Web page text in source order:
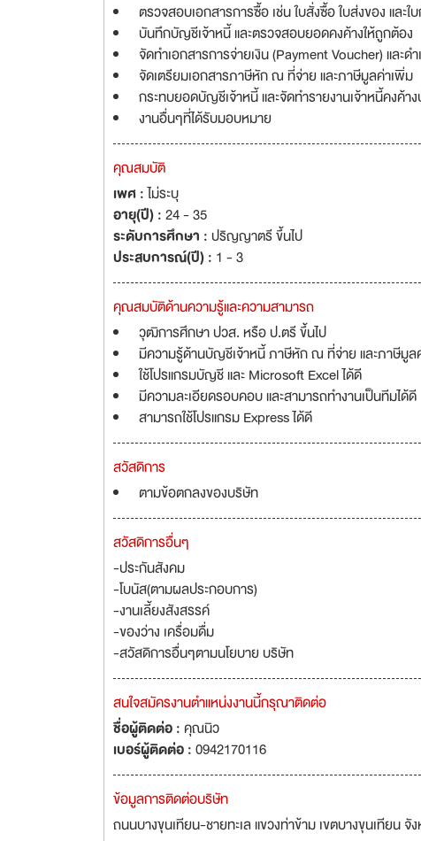
ตรวจสอบเอกสารการซื้อ เช่น ใบสั่งซื้อ ใบส่งของ และ
บันทึกบัญชีเจ้าหนี้ และตรวจสอบยอดคงค้างให้ถูกต้อง
จัดทำเอกสารการจ่ายเงิน (Payment Voucher) และ
จัดเตรียมเอกสารภาษีหัก ณ ที่จ่าย และภาษีมูลค่าเพิ่ม
กระทบยอดบัญชีเจ้าหนี้ และจัดทำรายงานเจ้าหนี้คงค้าง
งานอื่นๆที่ได้รับมอบหมาย
คุณสมบัติ
เพศ :ไม่ระบุ
อายุ(ปี) :24 - 35
ระดับการศึกษา :ปริญญาตรี ขึ้นไป
ประสบการณ์(ปี) : 1 - 3
คุณสมบัติด้านความรู้และความสามารถ
วุฒิการศึกษา ปวส. หรือ ป.ตรี ขึ้นไป
มีความรู้ด้านบัญชีเจ้าหนี้ ภาษีหัก ณ ที่จ่าย และภาษีมูล
ใช้โปรแกรมบัญชี และ Microsoft Excel ได้ดี
มีความละเอียดรอบคอบ และสามารถทำงานเป็นทีมได้ดี
สามารถใช้โปรแกรม Express ได้ดี
สวัสดิการ
ตามข้อตกลงของบริษัท
สวัสดิการอื่นๆ
-ประกันสังคม
-โบนัส(ตามผลประกอบการ)
-งานเลี้ยงสังสรรค์
-ของว่าง เครื่อมดื่ม
-สวัสดิการอื่นๆตามนโยบาย บริษัท
สนใจสมัครงานตำแหน่งงานนี้กรุณาติดต่อ
ชื่อผู้ติดต่อ :คุณนิว
เบอร์ผู้ติดต่อ :0942170116
ข้อมูลการติดต่อบริษัท
ถนนบางขุนเทียน-ชายทะเล แขวงท่าข้าม เขตบางขุนเทียน